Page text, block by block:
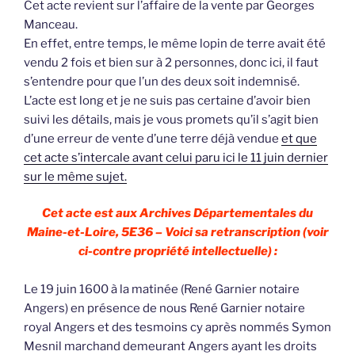
Cet acte revient sur l’affaire de la vente par Georges
Manceau.
En effet, entre temps, le même lopin de terre avait été
vendu 2 fois et bien sur à 2 personnes, donc ici, il faut
s’entendre pour que l’un des deux soit indemnisé.
L’acte est long et je ne suis pas certaine d’avoir bien
suivi les détails, mais je vous promets qu’il s’agit bien
d’une erreur de vente d’une terre déjà vendue et que
cet acte s’intercale avant celui paru ici le 11 juin dernier
sur le même sujet.
Cet acte est aux Archives Départementales du
Maine-et-Loire, 5E36 – Voici sa retranscription (voir
ci-contre propriété intellectuelle) :
Le 19 juin 1600 à la matinée (René Garnier notaire
Angers) en présence de nous René Garnier notaire
royal Angers et des tesmoins cy après nommés Symon
Mesnil marchand demeurant Angers ayant les droits